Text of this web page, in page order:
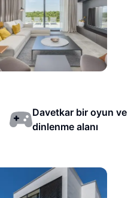
Davetkar bir oyun ve
dinlenme alanı